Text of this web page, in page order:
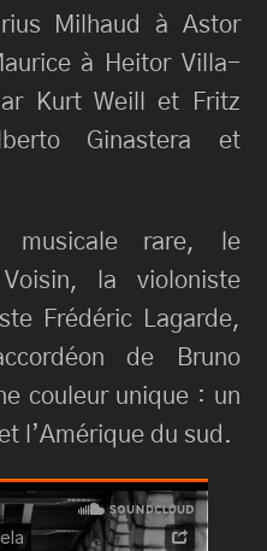
Milhaud à Astor
à Heitor Villa-
Kurt Weill et Fritz
Ginastera et
musicale rare, le
la violoniste
Frédéric Lagarde,
de Bruno
couleur unique : un
l’Amérique du sud.